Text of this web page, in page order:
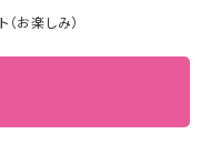
お楽しみ）